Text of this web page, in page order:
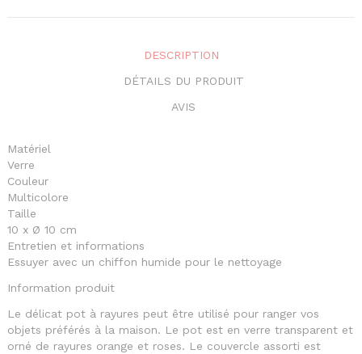
DESCRIPTION
DÉTAILS DU PRODUIT
AVIS
Matériel
Verre
Couleur
Multicolore
Taille
10 x Ø 10 cm
Entretien et informations
Essuyer avec un chiffon humide pour le nettoyage
Information produit
Le délicat pot à rayures peut être utilisé pour ranger vos
objets préférés à la maison. Le pot est en verre transparent et
orné de rayures orange et roses. Le couvercle assorti est